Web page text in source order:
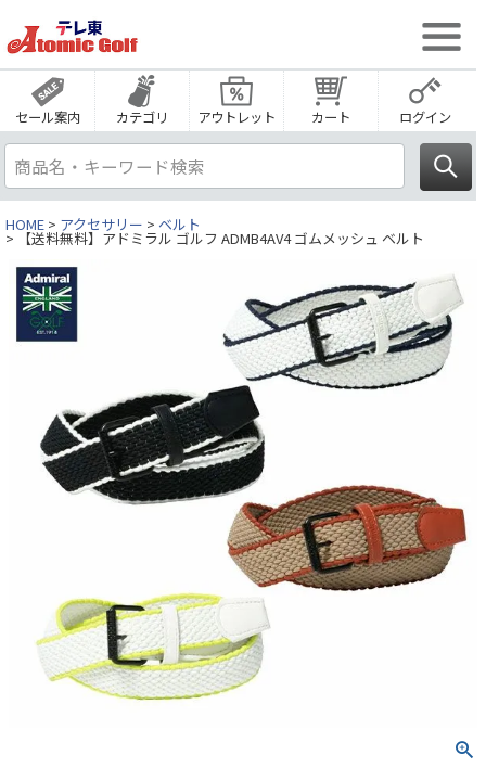
セール案内 カテゴリ アウトレット カート ログイン
HOME アクセサリー ベルト
【送料無料】アドミラル ゴルフ ADMB4AV4 ゴムメッシュ ベルト